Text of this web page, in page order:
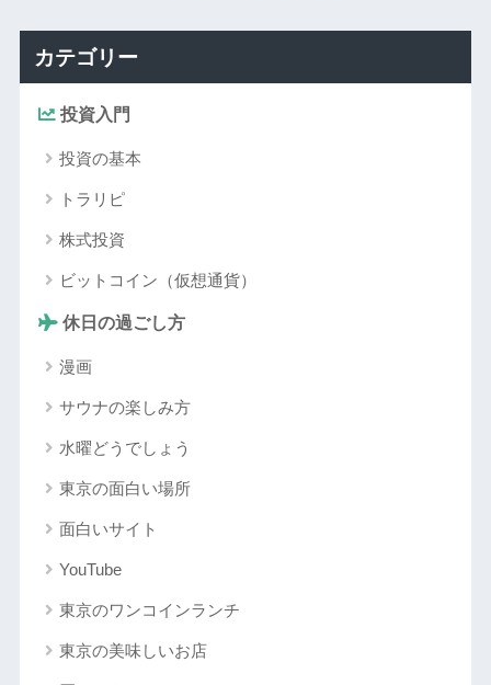
カテゴリー
投資入門
投資の基本
トラリピ
株式投資
ビットコイン（仮想通貨）
休日の過ごし方
漫画
サウナの楽しみ方
水曜どうでしょう
東京の面白い場所
面白いサイト
YouTube
東京のワンコインランチ
東京の美味しいお店